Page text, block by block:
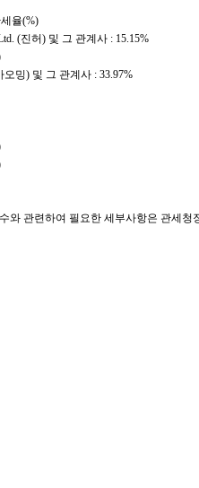
율(%)
(진허) 및 그 관계사 : 15.15%
오밍) 및 그 관계사 : 33.97%
와 관련하여 필요한 세부사항은 관세청